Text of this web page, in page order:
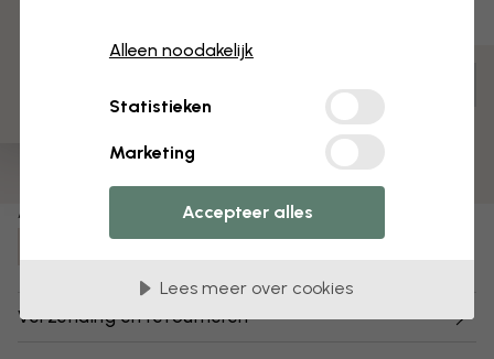
Aanpassen en bestellen
Voorgemonteerd en klaar om op te hangen
Mat oppervlak
Artikelnummer:
Verzending en retourneren
Alleen noodakelijk
Statistieken
Marketing
Accepteer alles
Lees meer over cookies